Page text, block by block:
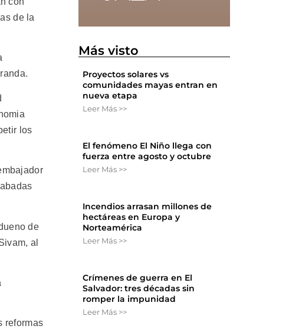
de la
los
de
al
reformas
Más visto
Proyectos solares vs
comunidades mayas entran en
nueva etapa
Leer Más >>
El fenómeno El Niño llega con
fuerza entre agosto y octubre
Leer Más >>
Incendios arrasan millones de
hectáreas en Europa y
Norteamérica
Leer Más >>
Crímenes de guerra en El
Salvador: tres décadas sin
romper la impunidad
Leer Más >>